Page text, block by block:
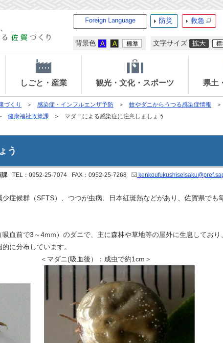
Foreign Language 防災 救急
背景色 文字サイズ
しごと・産業 観光・文化・スポーツ 県土
づくり 感染症・インフルエンザ予防 蚊やダニからうつる感染症情報
健康福祉政策課 マダニによる感染症に注意しましょう
う
課 TEL：0952-25-7074 FAX：0952-25-7268
症候群（SFTS）、つつが虫病、日本紅斑熱などがあり、佐賀県でも
血前で3～4mm）のダニで、主に森林や草地等の屋外に生息してお
に分布しています。
＞ ＜マダニ(吸血後）：成虫で約1cm＞